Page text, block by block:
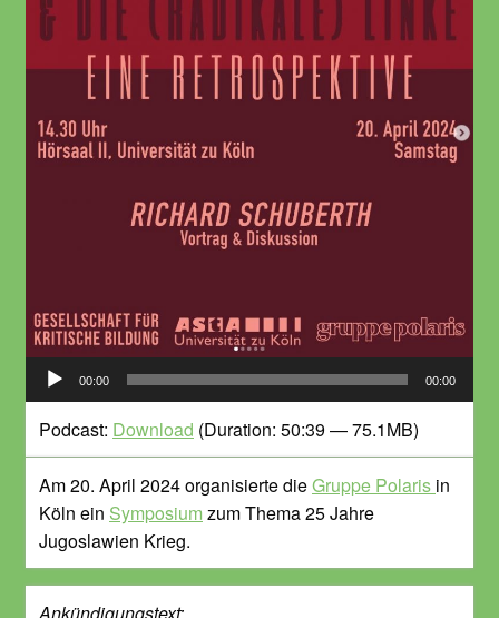
Audio-
Player
00:00 00:00
Podcast: Download (Duration: 50:39 — 75.1MB)
Am 20. April 2024 organisierte dieGruppe Polaris in
Köln ein Symposium zum Thema 25 Jahre
Jugoslawien Krieg.
Ankündigungstext: